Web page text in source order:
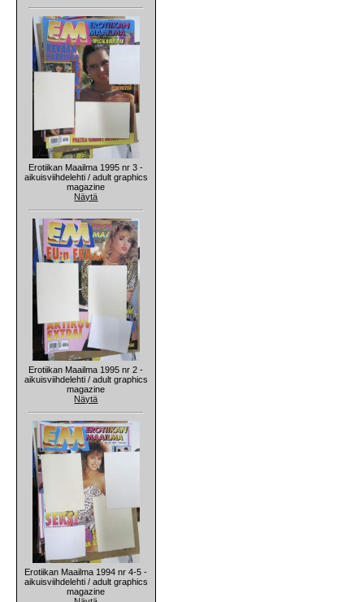
Erotiikan Maailma 1995 nr 3 -
aikuisviihdelehti / adult graphics
magazine
Näytä
Erotiikan Maailma 1995 nr 2 -
aikuisviihdelehti / adult graphics
magazine
Näytä
Erotiikan Maailma 1994 nr 4-5 -
aikuisviihdelehti / adult graphics
magazine